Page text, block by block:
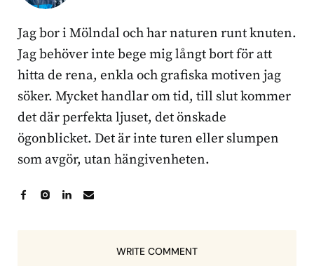
Jag bor i Mölndal och har naturen runt knuten.
Jag behöver inte bege mig långt bort för att
hitta de rena, enkla och grafiska motiven jag
söker. Mycket handlar om tid, till slut kommer
det där perfekta ljuset, det önskade
ögonblicket. Det är inte turen eller slumpen
som avgör, utan hängivenheten.
WRITE COMMENT